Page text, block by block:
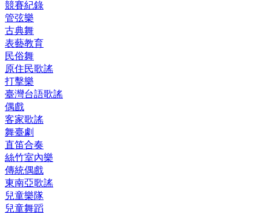
競賽紀錄
管弦樂
古典舞
表藝教育
民俗舞
原住民歌謠
打擊樂
臺灣台語歌謠
偶戲
客家歌謠
舞臺劇
直笛合奏
絲竹室內樂
傳統偶戲
東南亞歌謠
兒童樂隊
兒童舞蹈